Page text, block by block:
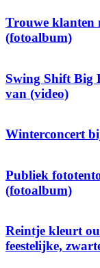
Trouwe klanten
(fotoalbum)
Swing Shift Big
van (video)
Winterconcert
Publiek
(fotoalbum)
Reintje kleurt
feestelijke,